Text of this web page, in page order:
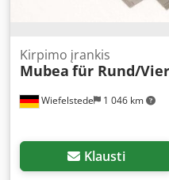
Wiefelstede 1 046 km
Kirpimo įrankis
Mubea für Rund/
Klausti